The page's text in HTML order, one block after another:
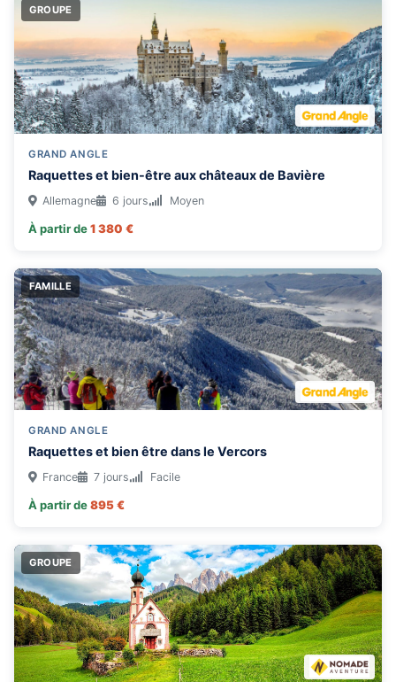
GROUPE
GRAND ANGLE
Raquettes et bien-être aux châteaux de Bavière
Allemagne 6 jours Moyen
À partir de1 380 €
FAMILLE
GRAND ANGLE
Raquettes et bien être dans le Vercors
France 7 jours Facile
À partir de895 €
GROUPE